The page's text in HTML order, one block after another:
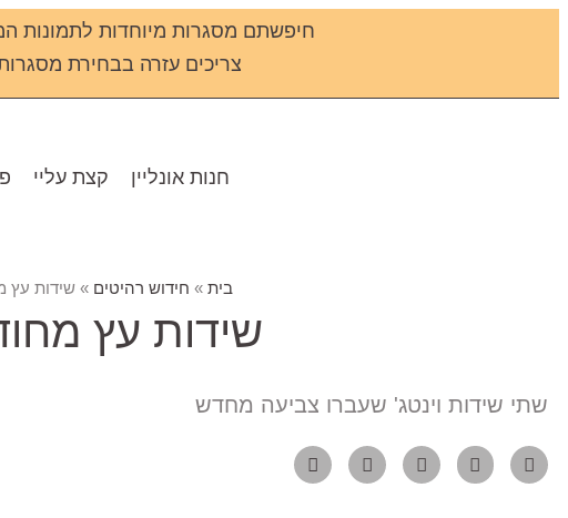
חיפשתם מסגרות מיוחדות לתמונות
צריכים עזרה בבחירת מסגרות
חנות אונליין קצת עליי
בית » חידוש רהיטים »שידות עץ
שידות עץ
שתי שידות וינטג' שעברו צביעה מחדש